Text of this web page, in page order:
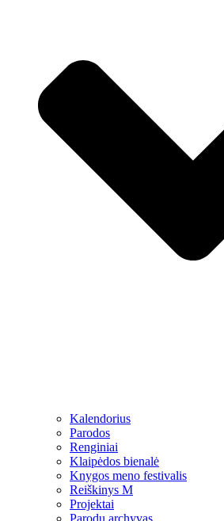
Kalendorius
Parodos
Renginiai
Klaipėdos bienalė
Knygos meno festivalis
Reiškinys M
Projektai